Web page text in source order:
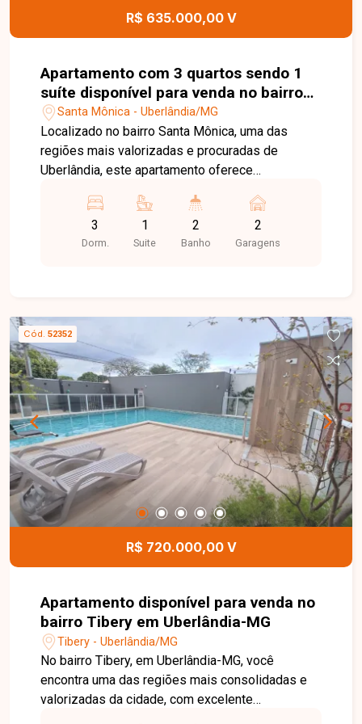
agende sua visita!
R$ 635.000,00 V
Apartamento com 3 quartos sendo 1
suíte disponível para venda no bairro
Santa Mônica em Uberlândia-MG
Santa Mônica - Uberlândia/MG
Localizado no bairro Santa Mônica, uma das
regiões mais valorizadas e procuradas de
Uberlândia, este apartamento oferece
ao seu redor. O bairro conta com fácil acesso às
principais vias da cidade, além de estar próximo
a universidades, escolas, supermercados,
com sala espaçosa que proporciona conforto
para receber familiares e amigos. São 3 quartos
com armários planejados, sendo 1 suíte, além de
banheiro social, oferecendo praticidade e
comodidade para toda a família. A cozinha
planejada dispõe de armários que garantem
melhor organização e funcionalidade,
complementada por área de serviço
independente. O apartamento conta ainda com 2
vagas de garagem e elevador, agregando mais
conforto e acessibilidade aos moradores. Uma
excelente oportunidade para quem busca um
imóvel bem localizado, funcional e pronto para
3
Dorm.
1
Suite
2
Banho
2
Garagens
Cód. 52352
R$ 720.000,00 V
Apartamento disponível para venda no
bairro Tibery em Uberlândia-MG
Tibery - Uberlândia/MG
No bairro Tibery, em Uberlândia-MG, você
encontra uma das regiões mais consolidadas e
valorizadas da cidade, com excelente